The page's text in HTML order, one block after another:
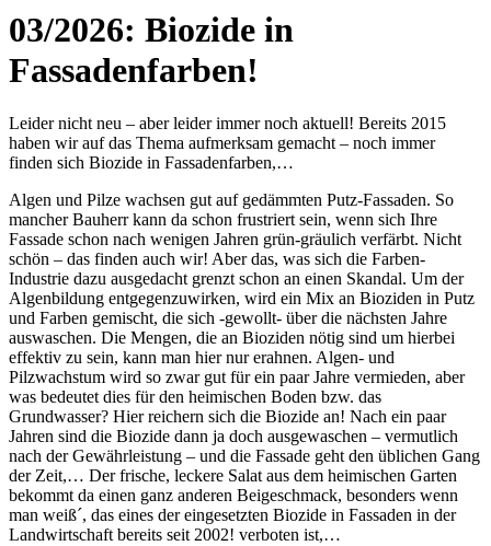
03/2026: Biozide in
Fassadenfarben!
Leider nicht neu – aber leider immer noch aktuell! Bereits 2015
haben wir auf das Thema aufmerksam gemacht – noch immer
finden sich Biozide in Fassadenfarben,…
Algen und Pilze wachsen gut auf gedämmten Putz-Fassaden. So
mancher Bauherr kann da schon frustriert sein, wenn sich Ihre
Fassade schon nach wenigen Jahren grün-gräulich verfärbt. Nicht
schön – das finden auch wir! Aber das, was sich die Farben-
Industrie dazu ausgedacht grenzt schon an einen Skandal. Um der
Algenbildung entgegenzuwirken, wird ein Mix an Bioziden in Putz
und Farben gemischt, die sich -gewollt- über die nächsten Jahre
auswaschen. Die Mengen, die an Bioziden nötig sind um hierbei
effektiv zu sein, kann man hier nur erahnen. Algen- und
Pilzwachstum wird so zwar gut für ein paar Jahre vermieden, aber
was bedeutet dies für den heimischen Boden bzw. das
Grundwasser? Hier reichern sich die Biozide an! Nach ein paar
Jahren sind die Biozide dann ja doch ausgewaschen – vermutlich
nach der Gewährleistung – und die Fassade geht den üblichen Gang
der Zeit,… Der frische, leckere Salat aus dem heimischen Garten
bekommt da einen ganz anderen Beigeschmack, besonders wenn
man weiß´, das eines der eingesetzten Biozide in Fassaden in der
Landwirtschaft bereits seit 2002! verboten ist,…